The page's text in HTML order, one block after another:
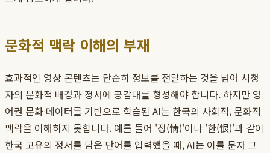
문화적 맥락 이해의 부재
효과적인 영상 콘텐츠는 단순히 정보를 전달하는 것을 넘어 시청
자의 문화적 배경과 정서에 공감대를 형성해야 합니다. 하지만 영
어권 문화 데이터를 기반으로 학습된 AI는 한국의 사회적, 문화적
맥락을 이해하지 못합니다. 예를 들어 '정(情)'이나 '한(恨)'과 같이
한국 고유의 정서를 담은 단어를 입력했을 때, AI는 이를 문자 그